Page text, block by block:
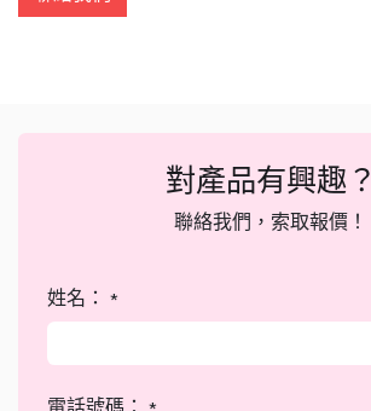
對產品有興趣？
聯絡我們，索取報價！
姓名： *